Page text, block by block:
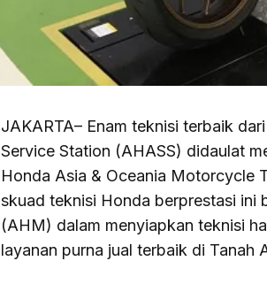
JAKARTA– Enam teknisi terbaik
Service Station (AHASS) didaulat
Honda Asia & Oceania Motorcycle
skuad teknisi Honda berprestasi
(AHM) dalam menyiapkan teknisi
layanan purna jual terbaik di Tanah